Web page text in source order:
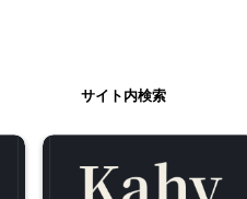
サイト内検索